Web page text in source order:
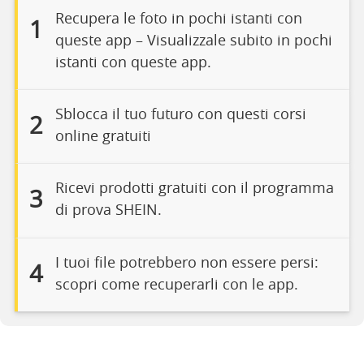
1
Recupera le foto in pochi istanti con
queste app – Visualizzale subito in pochi
istanti con queste app.
2
Sblocca il tuo futuro con questi corsi
online gratuiti
3
Ricevi prodotti gratuiti con il programma
di prova SHEIN.
4
I tuoi file potrebbero non essere persi:
scopri come recuperarli con le app.